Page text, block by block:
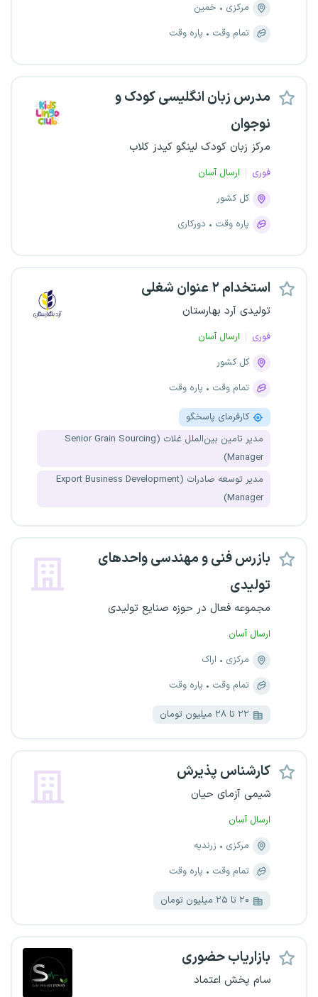
مرکزی
خمین
تمام وقت
پاره وقت
مدرس زبان انگلیسی کودک و
نوجوان
مرکز زبان کودک لینگو کیدز کلاب
فوری
ارسال آسان
کل کشور
پاره وقت
دورکاری
استخدام ۲ عنوان شغلی
تولیدی آرد بهارستان
فوری
ارسال آسان
کل کشور
تمام وقت
پاره وقت
کارفرمای پاسخگو
مدیر تامین بین‌الملل غلات (Senior Grain Sourcing
Manager)
مدیر توسعه صادرات (Export Business Development
Manager)
بازرس فنی و مهندسی واحدهای
تولیدی
مجموعه فعال در حوزه صنایع تولیدی
ارسال آسان
مرکزی
اراک
تمام وقت
پاره وقت
۲۲ تا ۲۸ میلیون تومان
کارشناس پذیرش
شیمی آزمای حیان
ارسال آسان
مرکزی
زرندیه
تمام وقت
پاره وقت
۲۰ تا ۲۵ میلیون تومان
بازاریاب حضوری
سام پخش اعتماد